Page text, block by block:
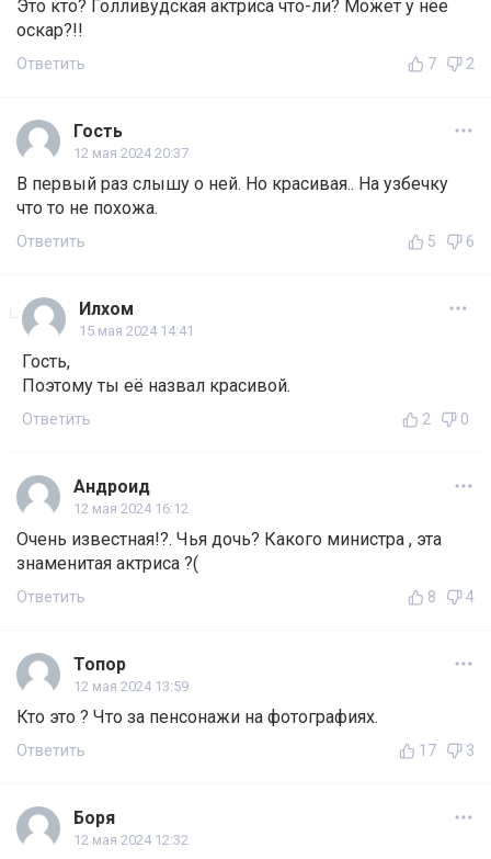
Это кто? Голливудская актриса что-ли? Может у нее
оскар?!!
Ответить 7 2
Гость
12 мая 2024 20:37
В первый раз слышу о ней. Но красивая.. На узбечку
что то не похожа.
Ответить 5 6
Илхом
15 мая 2024 14:41
Гость,
Поэтому ты её назвал красивой.
Ответить 2 0
Андроид
12 мая 2024 16:12
Очень известная!?. Чья дочь? Какого министра , эта
знаменитая актриса ?(
Ответить 8 4
Топор
12 мая 2024 13:59
Кто это ? Что за пенсонажи на фотографиях.
Ответить 17 3
Боря
12 мая 2024 12:32